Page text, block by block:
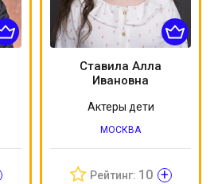
Ставила Алла
Ивановна
Актеры дети
МОСКВА
Рейтинг: 10 +